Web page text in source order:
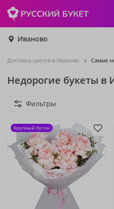
Иваново
Доставка цветов в Иваново Самые
Недорогие букеты в
Фильтры
Крупный бутон